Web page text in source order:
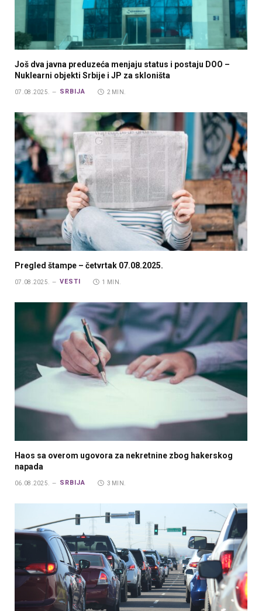
Još dva javna preduzeća menjaju status i postaju DOO –
Nuklearni objekti Srbije i JP za skloništa
07.08.2025. SRBIJA 2 MIN.
Pregled štampe – četvrtak 07.08.2025.
07.08.2025. VESTI 1 MIN.
Haos sa overom ugovora za nekretnine zbog hakerskog
napada
06.08.2025. SRBIJA 3 MIN.